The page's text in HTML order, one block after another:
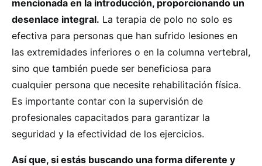
mencionada en la introducción, proporcionando un
desenlace integral. La terapia de polo no solo es
efectiva para personas que han sufrido lesiones en
las extremidades inferiores o en la columna vertebral,
sino que también puede ser beneficiosa para
cualquier persona que necesite rehabilitación física.
Es importante contar con la supervisión de
profesionales capacitados para garantizar la
seguridad y la efectividad de los ejercicios.
Así que, si estás buscando una forma diferente y